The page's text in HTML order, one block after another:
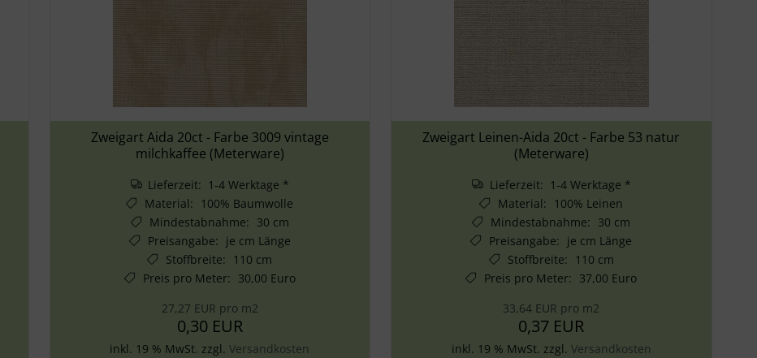
Zweigart Aida 20ct - Farbe 3009 vintage
milchkaffee (Meterware)
Lieferzeit: 1-4 Werktage *
Material: 100% Baumwolle
Mindestabnahme: 30 cm
Preisangabe: je cm Länge
Stoffbreite: 110 cm
Preis pro Meter: 30,00 Euro
27,27 EUR pro m2
0,30 EUR
inkl. 19 % MwSt. zzgl.Versandkosten
Zweigart Leinen-Aida 20ct - Farbe 53 natur
(Meterware)
Lieferzeit: 1-4 Werktage *
Material: 100% Leinen
Mindestabnahme: 30 cm
Preisangabe: je cm Länge
Stoffbreite: 110 cm
Preis pro Meter: 37,00 Euro
33,64 EUR pro m2
0,37 EUR
inkl. 19 % MwSt. zzgl. Versandkosten